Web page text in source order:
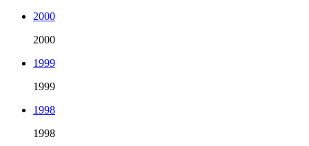
2000
2000
1999
1999
1998
1998